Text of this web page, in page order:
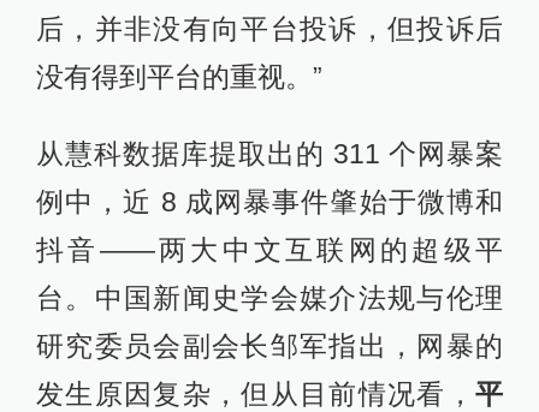
后，并非没有向平台投诉，但投诉后
没有得到平台的重视。”
从慧科数据库提取出的 311 个网暴案
例中，近 8 成网暴事件肇始于微博和
抖音——两大中文互联网的超级平
台。中国新闻史学会媒介法规与伦理
研究委员会副会长邹军指出，网暴的
发生原因复杂，但从目前情况看，平